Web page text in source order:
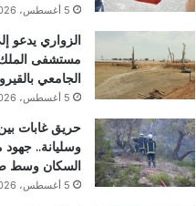
5 أغسطس، 2026
الزواري يدعو
مستشفى
الجامعي
5 أغسطس، 2026
حريق غابات
وسليانة.. جهود
السكان وسط
5 أغسطس، 2026